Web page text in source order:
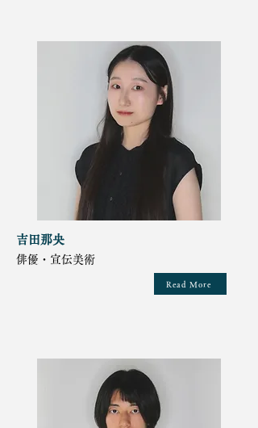
吉田那央
俳優・宣伝美術
Read More